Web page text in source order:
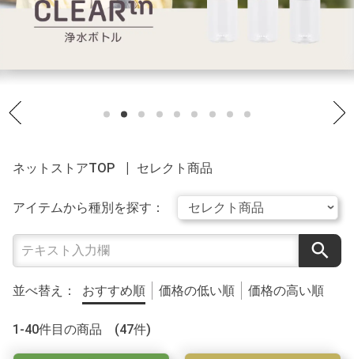
ネットストアTOP セレクト商品
アイテムから種別を探す：
search
並べ替え： おすすめ順 価格の低い順 価格の高い順
1-40件目の商品 (47件)